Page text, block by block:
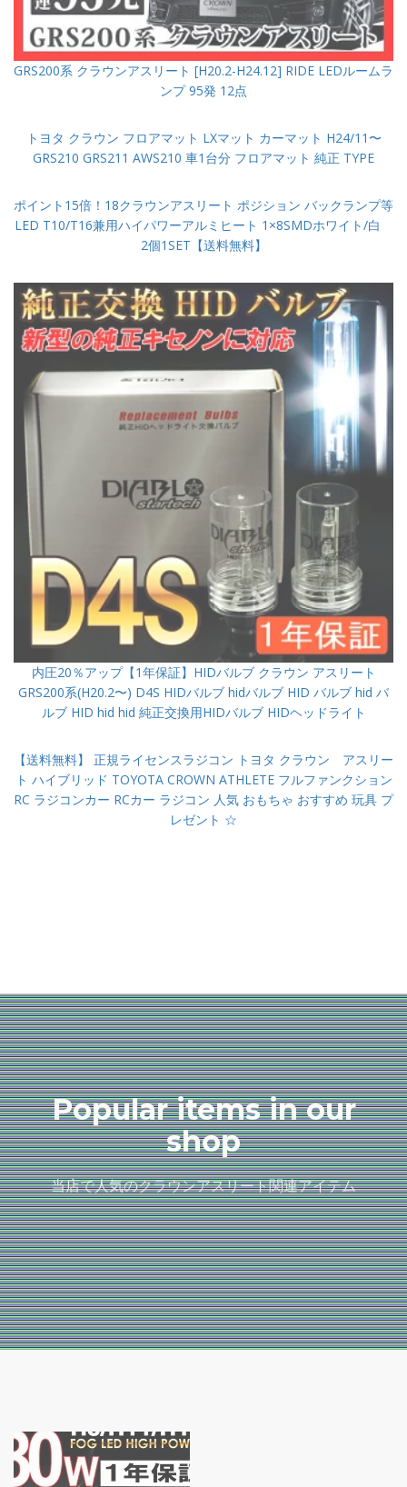
GRS200系 クラウンアスリート [H20.2-H24.12] RIDE LEDルームラ
ンプ 95発 12点
トヨタ クラウン フロアマット LXマット カーマット H24/11〜
GRS210 GRS211 AWS210 車1台分 フロアマット 純正 TYPE
ポイント15倍！18クラウンアスリート ポジション バックランプ等
LED T10/T16兼用ハイパワーアルミヒート 1×8SMDホワイト/白
2個1SET【送料無料】
内圧20％アップ【1年保証】HIDバルブ クラウン アスリート
GRS200系(H20.2〜) D4S HIDバルブ hidバルブ HID バルブ hid バ
ルブ HID hid hid 純正交換用HIDバルブ HIDヘッドライト
【送料無料】 正規ライセンスラジコン トヨタ クラウン アスリー
ト ハイブリッド TOYOTA CROWN ATHLETE フルファンクション
RC ラジコンカー RCカー ラジコン 人気 おもちゃ おすすめ 玩具 プ
レゼント ☆
Popular items in our
shop
当店で人気のクラウンアスリート関連アイテム